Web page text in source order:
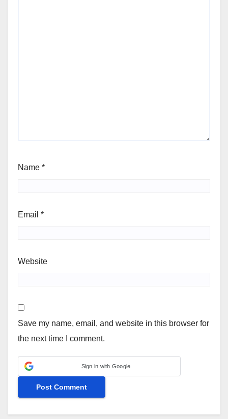
Name *
Email *
Website
Save my name, email, and website in this browser for
the next time I comment.
Sign in with Google